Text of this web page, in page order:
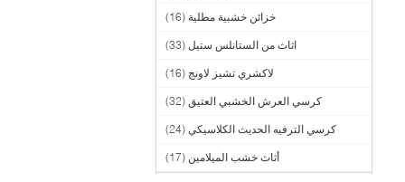
خزائن خشبية مطلية (16)
اثاث من الستانلس ستيل (33)
لاكشري تشيز لاونج (16)
كرسي العرش الخشبي العتيق (32)
كرسي الترفيه الحديث الكلاسيكي (24)
أثاث خشب الميلامين (17)